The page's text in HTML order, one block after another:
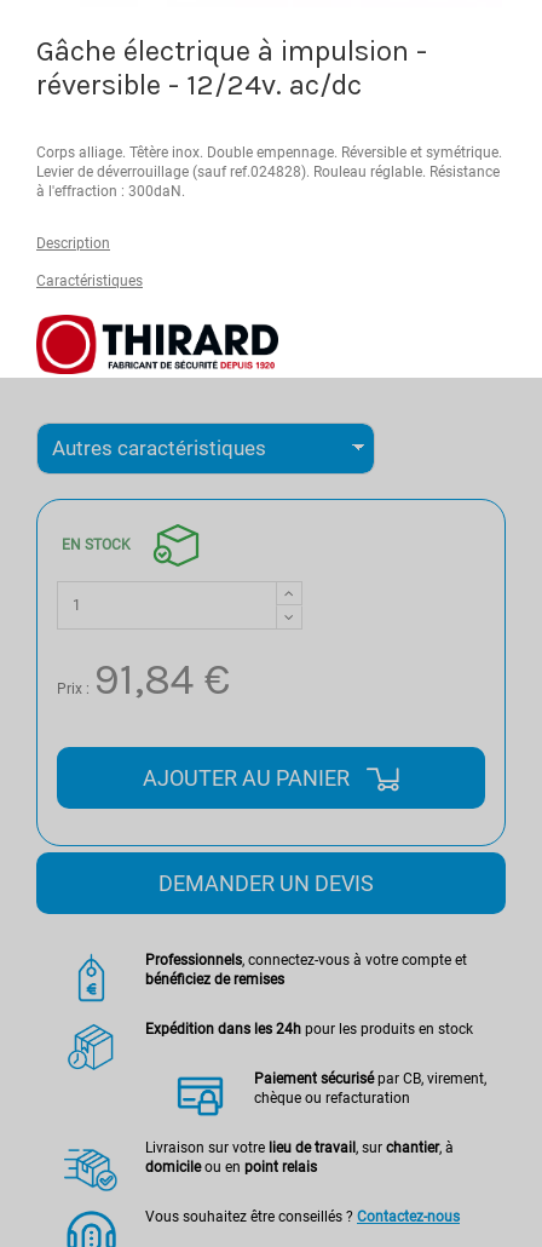
Gâche électrique à impulsion -
réversible - 12/24v. ac/dc
Corps alliage. Têtère inox. Double empennage. Réversible et symétrique.
Levier de déverrouillage (sauf ref.024828). Rouleau réglable. Résistance
à l'effraction : 300daN.
Description
Caractéristiques
EN STOCK
Prix : 91,84 €
AJOUTER AU PANIER
DEMANDER UN DEVIS
Professionnels, connectez-vous à votre compte et
bénéficiez de remises
Expédition dans les 24h pour les produits en stock
Paiement sécurisépar CB, virement,
chèque ou refacturation
Livraison sur votre lieu de travail, sur chantier, à
domicileou en point relais
Vous souhaitez être conseillés ? Contactez-nous